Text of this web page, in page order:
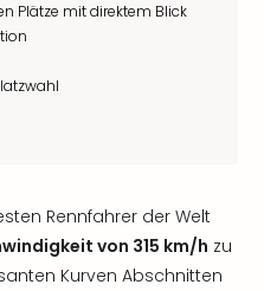
Plätze mit direktem Blick
Rennfahrer der Welt
von 315 km/h zu
Kurven Abschnitten